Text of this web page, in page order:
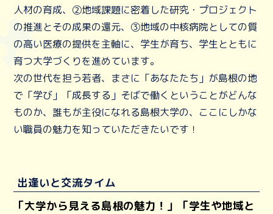
人材の育成、②地域課題に密着した研究・プロジェクト
の推進とその成果の還元、③地域の中核病院としての質
の高い医療の提供を主軸に、学生が育ち、学生とともに
育つ大学づくりを進めています。
次の世代を担う若者、まさに「あなたたち」が島根の地
で「学び」「成長する」そばで働くということがどんな
ものか、誰もが主役になれる島根大学の、ここにしかな
い職員の魅力を知っていただきたいです！
出逢いと交流タイム
「大学から見える島根の魅力！」「学生や地域と